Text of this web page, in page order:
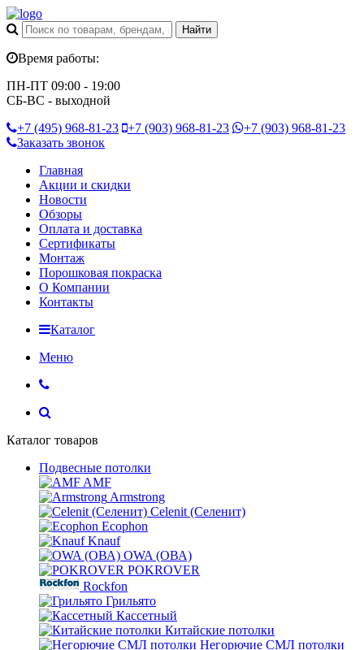
Время работы:
ПН-ПТ 09:00 - 19:00
СБ-ВС - выходной
+7 (495) 968-81-23 +7 (903) 968-81-23 +7 (903) 968-81-23
Заказать звонок
Главная
Акции и скидки
Новости
Обзоры
Оплата и доставка
Сертификаты
Монтаж
Порошковая покраска
О Компании
Контакты
Каталог
Меню
Каталог товаров
Подвесные потолки
AMF
Armstrong
Celenit (Селенит)
Ecophon
Knauf
OWA (ОВА)
POKROVER
Rockfon
Грильято
Кассетный
Китайские потолки
Негорючие СМЛ потолки